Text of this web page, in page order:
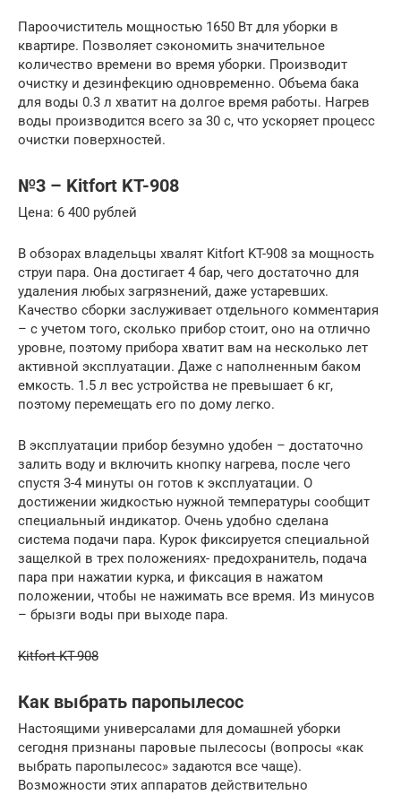
Пароочиститель мощностью 1650 Вт для уборки в
квартире. Позволяет сэкономить значительное
количество времени во время уборки. Производит
очистку и дезинфекцию одновременно. Объема бака
для воды 0.3 л хватит на долгое время работы. Нагрев
воды производится всего за 30 с, что ускоряет процесс
очистки поверхностей.
№3 – Kitfort KT-908
Цена: 6 400 рублей
В обзорах владельцы хвалят Kitfort KT-908 за мощность
струи пара. Она достигает 4 бар, чего достаточно для
удаления любых загрязнений, даже устаревших.
Качество сборки заслуживает отдельного комментария
– с учетом того, сколько прибор стоит, оно на отлично
уровне, поэтому прибора хватит вам на несколько лет
активной эксплуатации. Даже с наполненным баком
емкость. 1.5 л вес устройства не превышает 6 кг,
поэтому перемещать его по дому легко.
В эксплуатации прибор безумно удобен – достаточно
залить воду и включить кнопку нагрева, после чего
спустя 3-4 минуты он готов к эксплуатации. О
достижении жидкостью нужной температуры сообщит
специальный индикатор. Очень удобно сделана
система подачи пара. Курок фиксируется специальной
защелкой в трех положениях- предохранитель, подача
пара при нажатии курка, и фиксация в нажатом
положении, чтобы не нажимать все время. Из минусов
– брызги воды при выходе пара.
Kitfort KT-908
Как выбрать паропылесос
Настоящими универсалами для домашней уборки
сегодня признаны паровые пылесосы (вопросы «как
выбрать паропылесос» задаются все чаще).
Возможности этих аппаратов действительно